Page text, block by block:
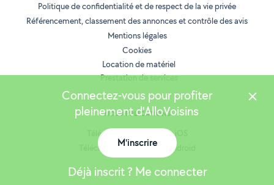
Politique de confidentialité et de respect de la vie privée
Référencement, classement des annonces et contrôle des avis
Mentions légales
Cookies
Location de matériel
Prestation de services
NOS APPLICATIONS
Télécharger l’application iOS
Télécharger l’application Android
Connectez-vous pour profiter
pleinement d'AlloVoisins
M'inscrire
Déjà inscrit ? Me connecter